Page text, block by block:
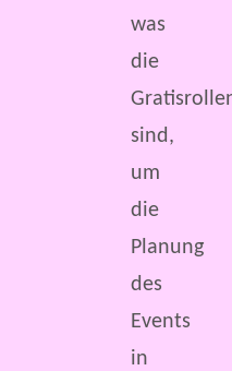
was
die
sind,
um
die
Planung
des
Events
in